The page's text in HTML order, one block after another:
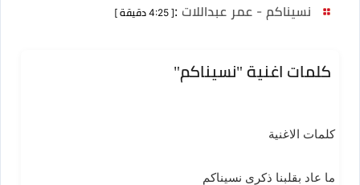
نسيناكم - عمر عبداللات :[ 4:25 دقيقة ]
كلمات اغنية "نسيناكم"
كلمات الاغنية
ما عاد بقلبنا ذكرى نسيناكم